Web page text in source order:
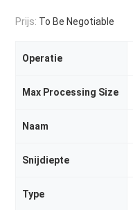
Prijs: To Be Negotiable
Operatie
Max Processing Size
Naam
Snijdiepte
Type